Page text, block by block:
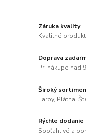
Záruka kvality
Kvalitné
Doprava
Pri nákupe nad
Široký
Farby, Plátna,
Rýchle dodanie
Spoľahlivé a